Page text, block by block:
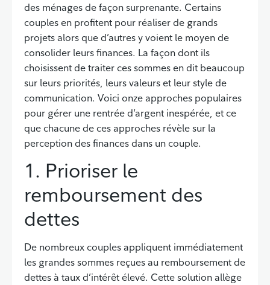
des ménages de façon surprenante. Certains
couples en profitent pour réaliser de grands
projets alors que d’autres y voient le moyen de
consolider leurs finances. La façon dont ils
choisissent de traiter ces sommes en dit beaucoup
sur leurs priorités, leurs valeurs et leur style de
communication. Voici onze approches populaires
pour gérer une rentrée d’argent inespérée, et ce
que chacune de ces approches révèle sur la
perception des finances dans un couple.
1. Prioriser le
remboursement des
dettes
De nombreux couples appliquent immédiatement
les grandes sommes reçues au remboursement de
dettes à taux d’intérêt élevé. Cette solution allège